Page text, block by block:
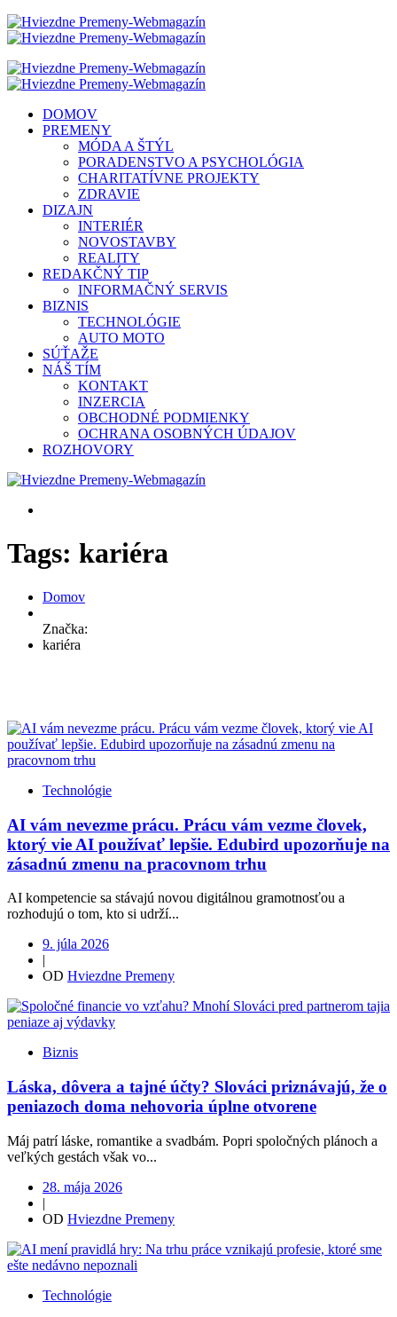
DOMOV
PREMENY
MÓDA A ŠTÝL
PORADENSTVO A PSYCHOLÓGIA
CHARITATÍVNE PROJEKTY
ZDRAVIE
DIZAJN
INTERIÉR
NOVOSTAVBY
REALITY
REDAKČNÝ TIP
INFORMAČNÝ SERVIS
BIZNIS
TECHNOLÓGIE
AUTO MOTO
SÚŤAŽE
NÁŠ TÍM
KONTAKT
INZERCIA
OBCHODNÉ PODMIENKY
OCHRANA OSOBNÝCH ÚDAJOV
ROZHOVORY
Tags: kariéra
Domov
Značka:
kariéra
Technológie
AI vám nevezme prácu. Prácu vám vezme človek,
ktorý vie AI používať lepšie. Edubird upozorňuje na
zásadnú zmenu na pracovnom trhu
AI kompetencie sa stávajú novou digitálnou gramotnosťou a
rozhodujú o tom, kto si udrží...
9. júla 2026
|
OD Hviezdne Premeny
Biznis
Láska, dôvera a tajné účty? Slováci priznávajú, že o
peniazoch doma nehovoria úplne otvorene
Máj patrí láske, romantike a svadbám. Popri spoločných plánoch a
veľkých gestách však vo...
28. mája 2026
|
OD Hviezdne Premeny
Technológie